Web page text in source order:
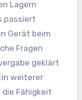
Lagern
passiert
Gerät beim
Fragen
geklärt
weiterer
Fähigkeit